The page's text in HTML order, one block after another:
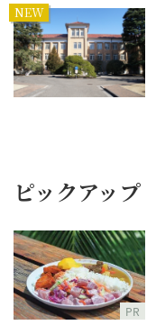
NEW
ピックアップ
PR